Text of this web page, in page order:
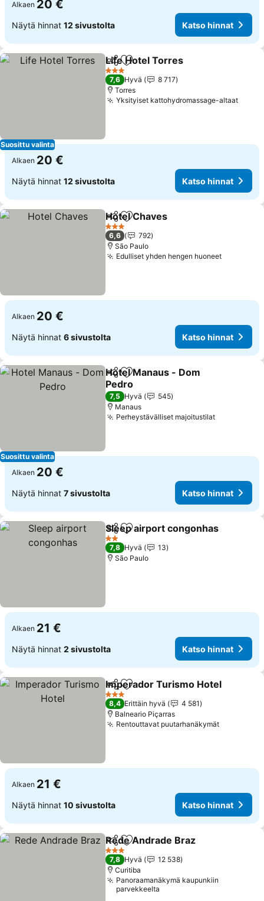
Alkaen 20 €
Näytä hinnat 12 sivustolta Katso hinnat
Suosittu valinta
Jaa Lisää suosikkeihin
Life Hotel Torres
3 Tähtiluokitus
7,6 Hyvä
8 717
Torres
Yksityiset kattohydromassage-altaat
Alkaen 20 €
Näytä hinnat 12 sivustolta Katso hinnat
Jaa Lisää suosikkeihin
Hotel Chaves
3 Tähtiluokitus
6,6
792
São Paulo
Edulliset yhden hengen huoneet
Alkaen 20 €
Näytä hinnat 6 sivustolta Katso hinnat
Suosittu valinta
Jaa Lisää suosikkeihin
Hotel Manaus - Dom
Pedro
7,5 Hyvä
545
Manaus
Perheystävälliset majoitustilat
Alkaen 20 €
Näytä hinnat 7 sivustolta Katso hinnat
Jaa Lisää suosikkeihin
Sleep airport congonhas
2 Tähtiluokitus
7,8 Hyvä
13
São Paulo
Alkaen 21 €
Näytä hinnat 2 sivustolta Katso hinnat
Jaa Lisää suosikkeihin
Imperador Turismo Hotel
3 Tähtiluokitus
8,4 Erittäin hyvä
4 581
Balneario Piçarras
Rentouttavat puutarhanäkymät
Alkaen 21 €
Näytä hinnat 10 sivustolta Katso hinnat
Jaa Lisää suosikkeihin
Rede Andrade Braz
3 Tähtiluokitus
7,8 Hyvä
12 538
Curitiba
Panoraamanäkymä kaupunkiin
parvekkeelta